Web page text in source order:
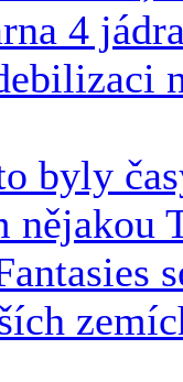
4
byly
nějakou